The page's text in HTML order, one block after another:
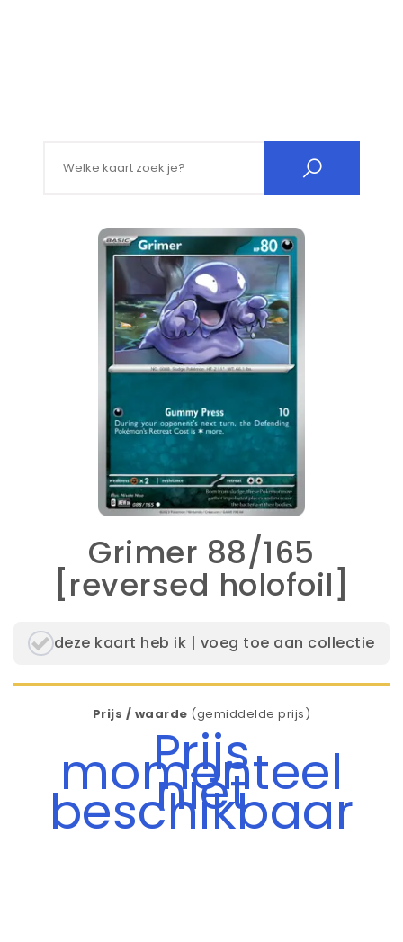
Grimer 88/165
[reversed holofoil]
deze kaart heb ik | voeg toe aan collectie
Prijs / waarde (gemiddelde prijs)
Prijs
momenteel
niet
beschikbaar